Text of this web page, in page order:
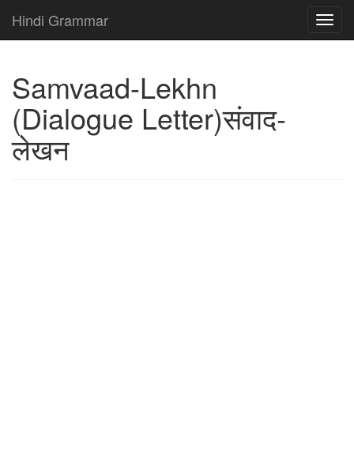
Hindi Grammar
Samvaad-Lekhn
(Dialogue Letter)संवाद-
लेखन